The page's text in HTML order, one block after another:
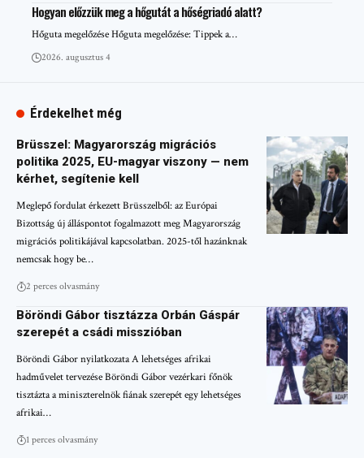
Hogyan előzzük meg a hőgutát a hőségriadó alatt?
Hőguta megelőzése Hőguta megelőzése: Tippek a…
2026. augusztus 4
Érdekelhet még
Brüsszel: Magyarország migrációs
politika 2025, EU-magyar viszony — nem
kérhet, segítenie kell
Meglepő fordulat érkezett Brüsszelből: az Európai
Bizottság új álláspontot fogalmazott meg Magyarország
migrációs politikájával kapcsolatban. 2025-től hazánknak
nemcsak hogy be…
2 perces olvasmány
Böröndi Gábor tisztázza Orbán Gáspár
szerepét a csádi misszióban
Böröndi Gábor nyilatkozata A lehetséges afrikai
hadművelet tervezése Böröndi Gábor vezérkari főnök
tisztázta a miniszterelnök fiának szerepét egy lehetséges
afrikai…
1 perces olvasmány